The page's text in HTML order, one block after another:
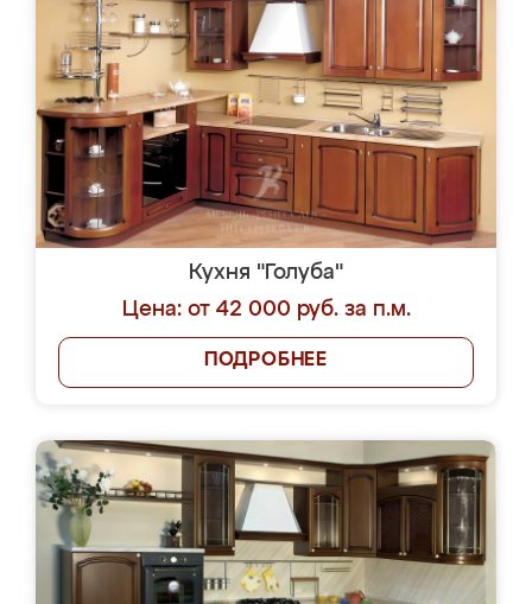
Кухня "Голуба"
Цена: от 42 000 руб. за п.м.
ПОДРОБНЕЕ